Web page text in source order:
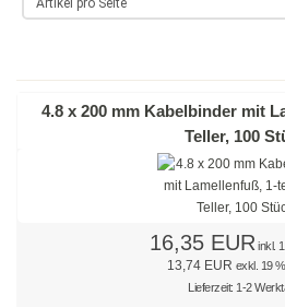
Gelb
Blau
4.8 x 200 mm Kabelbinder mit
Teller, 100
16,35 EUR inkl.
13,74 EUR exkl. 19
Lieferzeit: 1-2